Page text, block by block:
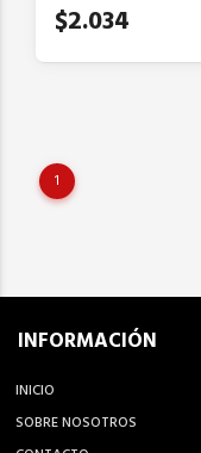
$2.034
1
INFORMACIÓN
INICIO
SOBRE NOSOTROS